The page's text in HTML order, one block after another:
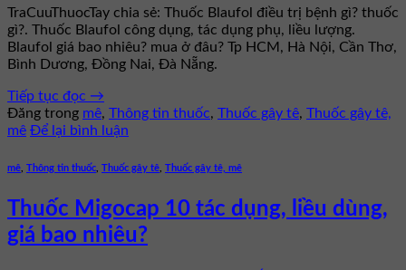
TraCuuThuocTay chia sẻ: Thuốc Blaufol điều trị bệnh gì? thuốc
gì?. Thuốc Blaufol công dụng, tác dụng phụ, liều lượng.
Blaufol giá bao nhiêu? mua ở đâu? Tp HCM, Hà Nội, Cần Thơ,
Bình Dương, Đồng Nai, Đà Nẵng.
Tiếp tục đọc →
Đăng trong mê, Thông tin thuốc, Thuốc gây tê, Thuốc gây tê,
mê Để lại bình luận
mê, Thông tin thuốc, Thuốc gây tê, Thuốc gây tê, mê
Thuốc Migocap 10 tác dụng, liều dùng,
giá bao nhiêu?